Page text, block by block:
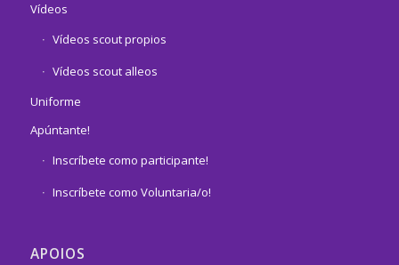
Vídeos
Vídeos scout propios
Vídeos scout alleos
Uniforme
Apúntante!
Inscríbete como participante!
Inscríbete como Voluntaria/o!
APOIOS